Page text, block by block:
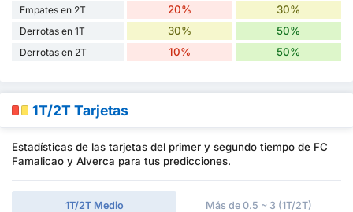
Empates en 2T 20% 30%
Derrotas en 1T 30% 50%
Derrotas en 2T 10% 50%
1T/2T Tarjetas
Estadísticas de las tarjetas del primer y segundo tiempo de FC
Famalicao y Alverca para tus predicciones.
1T/2T Medio Más de 0.5 ~ 3 (1T/2T)